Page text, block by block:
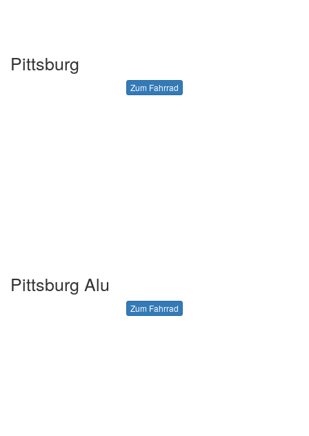
Pittsburg
Zum Fahrrad
Pittsburg Alu
Zum Fahrrad